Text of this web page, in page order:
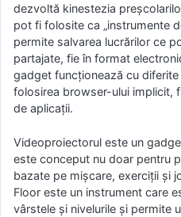
dezvoltă kinestezia
pot fi folosite ca „instrumente
permite salvarea lucrărilor ce
partajate, fie în format
gadget funcționează cu
folosirea browser-ului implicit,
de aplicații.
Videoproiectorul este un
este conceput nu doar pentru
bazate pe mișcare, exerciții și
Floor este un instrument care
vârstele și nivelurile și permite